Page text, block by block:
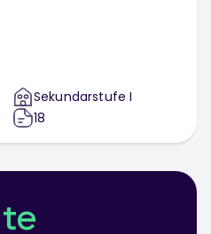
Sekundarstufe I
18